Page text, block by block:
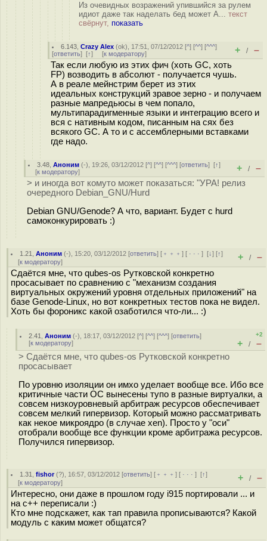
Из очевидных возражений упившийся за рулем
идиот даже так наделать бед может А... текст
свёрнут, показать
6.143 ,Crazy Alex (ok), 17:51, 07/12/2012 [^] [^^] [^^^]
[ответить] [↑] [к модератору] + / –
Так если любую из этих фич (хоть GC, хоть
FP) возводить в абсолют - получается чушь.
А в реале мейнстрим берет из этих
идеальных конструкций зравое зерно - и получаем
разные мапредьюсы в чем попало,
мультипарадигменные языки и интеграцию всего и
вся с нативным кодом, писанным на сях без
всякого GC. А то и с ассемблерными вставками
где надо.
3.48 ,Аноним (-), 19:26, 03/12/2012 [^] [^^] [^^^] [ответить][↑]
[к модератору] + / –
> и иногда вот комуто может показаться: "УРА! релиз
очередного Debian_GNU/Hurd
Debian GNU/Genode? А что, вариант. Будет с hurd
самоконкурировать :)
1.21 ,Аноним (-), 15:20, 03/12/2012 [ответить] [ ﹢﹢﹢] [ · · ·][↓] [↑]
[к модератору] + / –
Сдаётся мне, что qubes-os Рутковской конкретно
просасывает по сравнению с "механизм создания
виртуальных окружений уровня отдельных приложений" на
базе Genode-Linux, но вот конкретных тестов пока не видел.
Хоть бы фороникс какой озаботился что-ли... :)
2.41 ,Аноним (-), 18:17, 03/12/2012 [^] [^^] [^^^] [ответить]
[к модератору]
+2
+ / –
> Сдаётся мне, что qubes-os Рутковской конкретно
просасывает
По уровню изоляции он имхо уделает вообще все. Ибо все
критичные части ОС вынесены тупо в разные виртуалки, а
совсем низкоуровневый арбитраж ресурсов обеспечивает
совсем мелкий гипервизор. Который можно рассматривать
как некое микроядро (в случае xen). Просто у "оси"
отобрали вообще все функции кроме арбитража ресурсов.
Получился гипервизор.
1.31 ,fishor(?), 16:57, 03/12/2012 [ответить] [ ﹢﹢﹢] [ · · ·][↑]
[к модератору] + / –
Интересно, они даже в прошлом году i915 портировали ... и
на с++ переписали :)
Кто мне подскажет, как тап правила прописываются? Какой
модуль с каким может общатся?